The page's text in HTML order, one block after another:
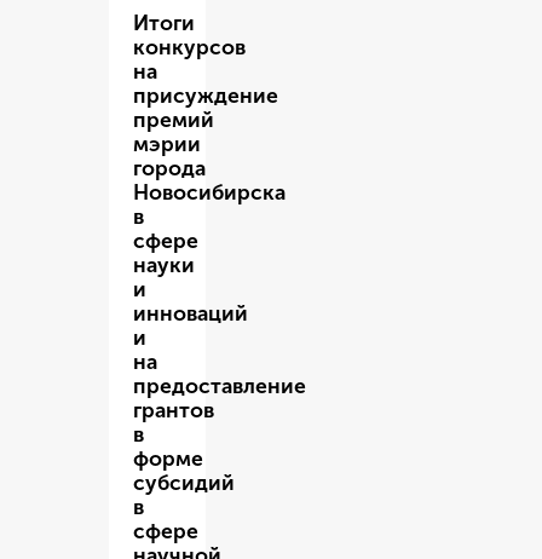
Итоги
конкурсов
на
присуждение
премий
мэрии
города
Новосибирска
в
сфере
науки
и
инноваций
и
на
предоставление
грантов
в
форме
субсидий
в
сфере